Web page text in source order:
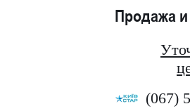
Продажа
(067)